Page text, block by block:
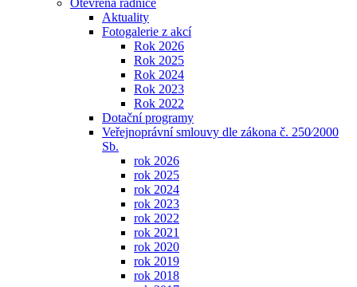
Otevřená radnice
Aktuality
Fotogalerie z akcí
Rok 2026
Rok 2025
Rok 2024
Rok 2023
Rok 2022
Dotační programy
Veřejnoprávní smlouvy dle zákona č. 250⁄2000
Sb.
rok 2026
rok 2025
rok 2024
rok 2023
rok 2022
rok 2021
rok 2020
rok 2019
rok 2018